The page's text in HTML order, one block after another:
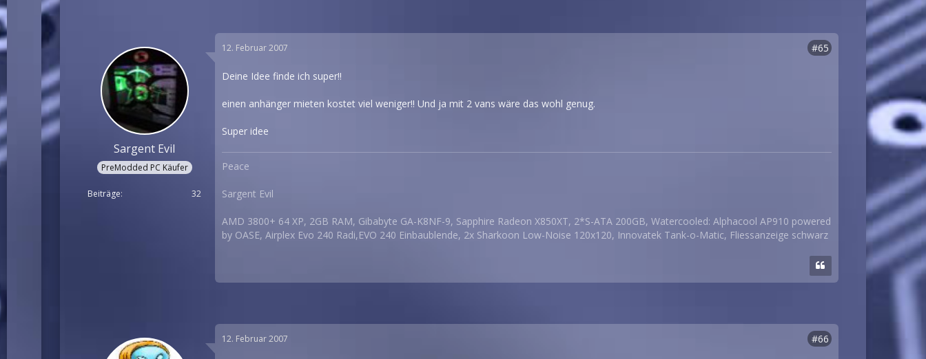
Sargent Evil
PreModded PC Käufer
Beiträge 32
12. Februar 2007 #65
Deine Idee finde ich super!!
einen anhänger mieten kostet viel weniger!! Und ja mit 2 vans wäre das wohl genug.
Super idee
Peace
Sargent Evil
AMD 3800+ 64 XP, 2GB RAM, Gibabyte GA-K8NF-9, Sapphire Radeon X850XT, 2*S-ATA 200GB, Watercooled: Alphacool AP910 powered
by OASE, Airplex Evo 240 Radi,EVO 240 Einbaublende, 2x Sharkoon Low-Noise 120x120, Innovatek Tank-o-Matic, Fliessanzeige schwarz
12. Februar 2007 #66